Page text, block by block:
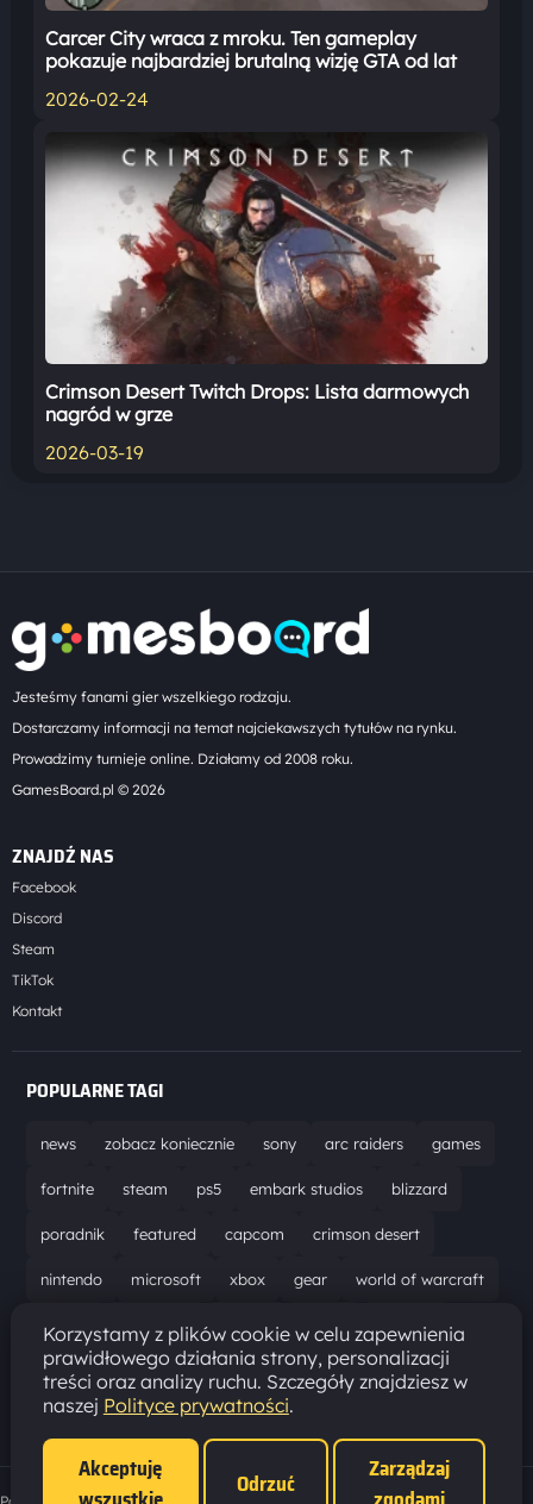
Carcer City wraca z mroku. Ten gameplay
pokazuje najbardziej brutalną wizję GTA od lat
2026-02-24
Crimson Desert Twitch Drops: Lista darmowych
nagród w grze
2026-03-19
Jesteśmy fanami gier wszelkiego rodzaju.
Dostarczamy informacji na temat najciekawszych tytułów na rynku.
Prowadzimy turnieje online. Działamy od 2008 roku.
GamesBoard.pl © 2026
ZNAJDŹ NAS
Facebook
Discord
Steam
TikTok
Kontakt
POPULARNE TAGI
news zobacz koniecznie sony arc raiders games
fortnite steam ps5 embark studios blizzard
poradnik featured capcom crimson desert
nintendo microsoft xbox gear world of warcraft
solucja marathon ubisoft bungie recenzja
resident evil requiem gaming aktualizacja pc
epic games hytale
Korzystamy z plików cookie w celu zapewnienia
prawidłowego działania strony, personalizacji
treści oraz analizy ruchu. Szczegóły znajdziesz w
naszej Polityce prywatności.
Akceptuję
Odrzuć
Zarządzaj